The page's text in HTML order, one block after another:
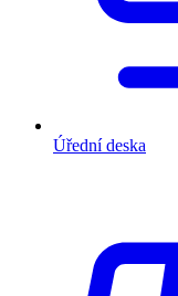
Úřední deska